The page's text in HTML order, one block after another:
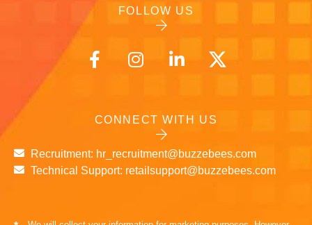
FOLLOW US
CONNECT WITH US
Recruitment: hr_recruitment@buzzebees.com
Technical Support: retailsupport@buzzebees.com